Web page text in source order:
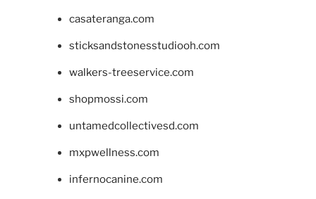
casateranga.com
sticksandstonesstudiooh.com
walkers-treeservice.com
shopmossi.com
untamedcollectivesd.com
mxpwellness.com
infernocanine.com